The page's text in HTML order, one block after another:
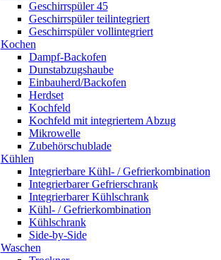
Geschirrspüler 45
Geschirrspüler teilintegriert
Geschirrspüler vollintegriert
Kochen
Dampf-Backofen
Dunstabzugshaube
Einbauherd/Backofen
Herdset
Kochfeld
Kochfeld mit integriertem Abzug
Mikrowelle
Zubehörschublade
Kühlen
Integrierbare Kühl- / Gefrierkombination
Integrierbarer Gefrierschrank
Integrierbarer Kühlschrank
Kühl- / Gefrierkombination
Kühlschrank
Side-by-Side
Waschen